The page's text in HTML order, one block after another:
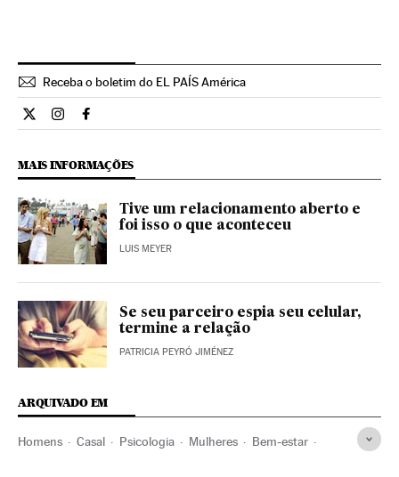
Receba o boletim do EL PAÍS América
Estilo El País Brasil en Twitter
Estilo El País Brasil en Instagram
Estilo El País Brasil en Facebook
MAIS INFORMAÇÕES
Tive um relacionamento aberto e
foi isso o que aconteceu
LUIS MEYER
Se seu parceiro espia seu celular,
termine a relação
PATRICIA PEYRÓ JIMÉNEZ
ARQUIVADO EM
Homens Casal Psicologia Mulheres Bem-estar